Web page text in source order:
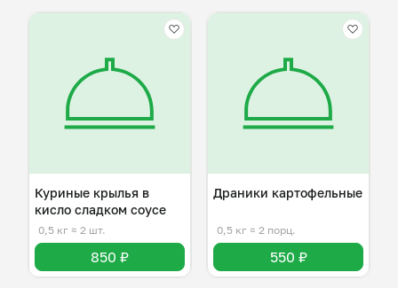
Куриные крылья в
кисло сладком соусе
0,5 кг ≈ 2 шт.
850 ₽
Драники картофельные
0,5 кг ≈ 2 порц.
550 ₽